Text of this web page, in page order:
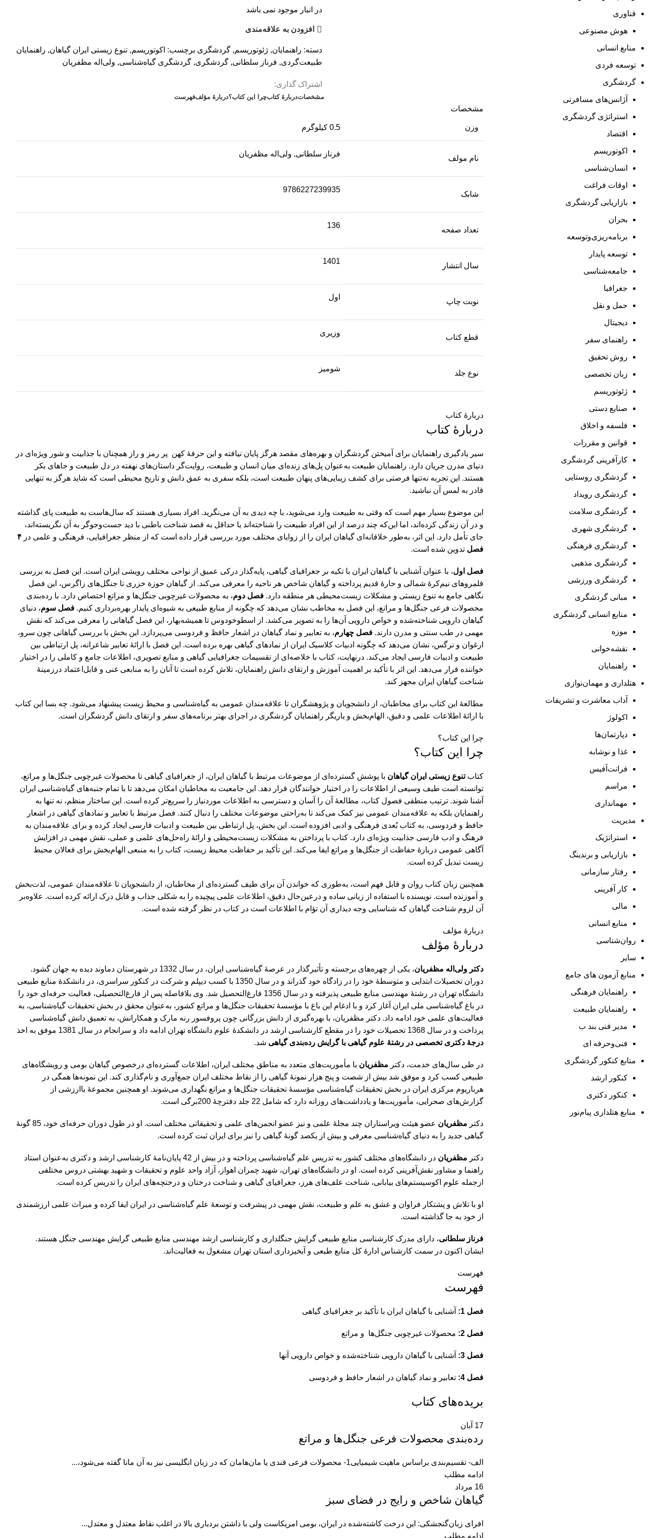
در انبار موجود نمی باشد
افزودن به علاقه‌مندی
دسته: راهنمایان, ژئوتوریسم, گردشگری برچسب: اکوتوریسم, تنوع زیستی ایران گیاهان, راهنمایان
طبیعت‌گردی, فرناز سلطانی, گردشگری, گردشگری گیاه‌شناسی, ولی‌اله مظفریان
اشتراک گذاری:
مشخصاتدربارۀ کتابچرا این کتاب؟دربارۀ مؤلففهرست
مشخصات
وزن 0.5 کیلوگرم
نام مولف
فرناز سلطانی, ولی‌اله مظفریان
شابک
9786227239935
تعداد صفحه
136
سال انتشار
1401
نوبت چاپ
اول
قطع کتاب
وزیری
نوع جلد
شومیز
دربارۀ کتاب
دربارۀ کتاب
سیر یادگیری راهنمایان برای آمیختن گردشگران و بهره‌های مقصد هرگز پایان نیافته و این حرفۀ‌ کهن پر رمز و راز همچنان با جذابیت و شور ویژه‌ای در
دنیای مدرن جریان دارد. راهنمایان طبیعت به‌عنوان پل‌های زنده‌ای میان انسان و طبیعت، روایت‌گر داستان‌های نهفته در دل طبیعت و جاهای بکر
هستند. این تجربه نه‌تنها فرصتی برای کشف زیبایی‌های پنهان طبیعت است، بلکه سفری به عمق دانش و تاریخ محیطی است که شاید هرگز به تنهایی
قادر به لمس آن نباشید.
این موضوع بسیار مهم است که وقتی به طبیعت وارد می‌شوید، با چه دیدی به آن می‌نگرید. افراد بسیاری هستند که سال‌هاست به طبیعت پای گذاشته
و در آن زندگی کرده‌اند، اما این‌که چند درصد از این افراد طبیعت را شناخته‌اند یا حداقل به قصد شناخت باطنی با دید جست‌وجو‌گر به آن نگریسته‌اند،
جای تأمل دارد. این اثر، به‌طور خلاقانه‌ای گیاهان ایران را از زوایای مختلف مورد بررسی قرار داده است که از منظر جغرافیایی، فرهنگی و علمی در۴
فصل تدوین شده است.
فصل اول، با عنوان آشنایی با گیاهان ایران با تکیه بر جغرافیای گیاهی، پایه‌گذار درکی عمیق از نواحی مختلف رویشی ایران است. این فصل به بررسی
قلمروهای نیم‌کرۀ شمالی و حارۀ قدیم پرداخته و گیاهان شاخص هر ناحیه را معرفی می‌کند. از گیاهان حوزة خزری تا جنگل‌های زاگرس، این فصل
نگاهی جامع به تنوع زیستی و مشکلات زیست‌محیطی هر منطقه دارد.فصل دوم، به محصولات غیرچوبی جنگل‌ها و مراتع اختصاص دارد. با رده‌بندی
محصولات فرعی جنگل‌ها و مراتع، این فصل به مخاطب نشان می‌دهد که چگونه از منابع طبیعی به شیوه‌ای پایدار بهره‌برداری کنیم.فصل سوم، دنیای
گیاهان دارویی شناخته‌شده و خواص دارویی آن‌ها را به تصویر می‌کشد. از اسطوخودوس تا همیشه‌بهار، این فصل گیاهانی را معرفی می‌کند که نقش
مهمی در طب سنتی و مدرن دارند.فصل چهارم، به تعابیر و نماد گیاهان در اشعار حافظ و فردوسی می‌پردازد. این بخش با بررسی گیاهانی چون سرو،
ارغوان و نرگس، نشان می‌دهد که چگونه ادبیات کلاسیک ایران از نمادهای گیاهی بهره برده است. این فصل با ارائۀ تعابیر شاعرانه، پل ارتباطی بین
طبیعت و ادبیات فارسی ایجاد می‌کند. درنهایت، کتاب با خلاصه‌ای از تقسیمات جغرافیایی گیاهی و منابع تصویری، اطلاعات جامع و کاملی را در اختیار
خواننده قرار می‌دهد. این اثر با تأکید بر اهمیت آموزش و ارتقای دانش راهنمایان، تلاش کرده است تا آنان را به منابعی غنی و قابل‌اعتماد درزمینۀ
شناخت گیاهان ایران مجهز کند.
مطالعۀ این کتاب برای مخاطبان، از دانشجویان و پژوهشگران تا علاقه‌مندان عمومی به گیاه‌شناسی و محیط زیست پیشنهاد می‌شود. چه بسا این کتاب
با ارائۀ اطلاعات علمی و دقیق، الهام‌بخش و یاریگر راهنمایان گردشگری در اجرای بهتر برنامه‌های سفر و ارتقای دانش گردشگران است.
چرا این کتاب؟
چرا این کتاب؟
کتابتنوع زيستی ايران گياهان با پوشش گسترده‌ای از موضوعات مرتبط با گیاهان ایران، از جغرافیای گیاهی تا محصولات غیرچوبی جنگل‌ها و مراتع،
توانسته است طیف وسیعی از اطلاعات را در اختیار خوانندگان قرار دهد. این جامعیت به مخاطبان امکان می‌دهد تا با تمام جنبه‌های گیاه‌شناسی ایران
آشنا شوند. ترتیب منطقی فصول کتاب، مطالعۀ آن را آسان و دسترسی به اطلاعات موردنیاز را سریع‌تر کرده است. این ساختار منظم، نه تنها به
راهنمایان بلکه به علاقه‌مندان عمومی نیز کمک می‌کند تا به‌راحتی موضوعات مختلف را دنبال کنند. فصل مرتبط با تعابیر و نمادهای گیاهی در اشعار
حافظ و فردوسی، به کتاب بُعدی فرهنگی و ادبی افزوده است. این بخش، پل ارتباطی بین طبیعت و ادبیات فارسی ایجاد کرده و برای علاقه‌مندان به
فرهنگ و ادب فارسی جذابیت ویژه‌ای دارد. کتاب با پرداختن به مشکلات زیست‌محیطی و ارائۀ راه‌حل‌های علمی و عملی، نقش مهمی در افزایش
آگاهی عمومی دربارۀ حفاظت از جنگل‌ها و مراتع ایفا می‌کند. این تأکید بر حفاظت محیط زیست، کتاب را به منبعی الهام‌بخش برای فعالان محیط
زیست تبدیل کرده است.
همچنین زبان کتاب روان و قابل فهم است، به‌طوری که خواندن آن برای طیف گسترده‌ای از مخاطبان، از دانشجویان تا علاقه‌مندان عمومی، لذت‌بخش
و آموزنده است. نویسنده با استفاده از زبانی ساده و درعین‌حال دقیق، اطلاعات علمی پیچیده را به شکلی جذاب و قابل درک ارائه کرده است. علاوه‌بر
آن لزوم شناخت گیاهان که شناسایی وجه دیداری آن تؤام با اطلاعات است در کتاب در نظر گرفته شده است.
دربارۀ مؤلف
دربارۀ مؤلف
دکتر ولی‌اله مظفریان
، یکی از چهره‌های برجسته و تأثیرگذار در عرصۀ گیاه‌شناسی ایران، در سال 1332 در شهرستان دماوند دیده به جهان گشود.
دوران تحصیلات ابتدایی و متوسطۀ خود را در زادگاه خود گذراند و در سال 1350 با کسب دیپلم و شرکت در کنکور سراسری، در دانشکدۀ منابع طبیعی
دانشگاه تهران در رشتۀ مهندسی منابع طبیعی پذیرفته و در سال 1356 فارغ‌التحصیل شد. وی بلافاصله پس از فارغ‌التحصیلی، فعالیت حرفه‌ای خود را
در باغ گیاه‌شناسی ملی ایران آغاز کرد و با ادغام این باغ با مؤسسۀ تحقیقات جنگل‌ها و مراتع کشور، به‌عنوان محقق در بخش تحقیقات گیاه‌شناسی، به
فعالیت‌های علمی خود ادامه داد. دکتر مظفریان، با بهره‌گیری از دانش بزرگانی چون پروفسور رنه مارک و همکارانش، به تعمیق دانش گیاه‌شناسی
پرداخت و در سال 1368 تحصیلات خود را در مقطع کارشناسی ارشد در دانشکدۀ علوم دانشگاه تهران ادامه داد و سرانجام در سال 1381 موفق به اخذ
درجۀ دکتری تخصصی در رشتۀ علوم گیاهی با گرایش رده‌بندی گیاهی شد.
در طی سال‌های خدمت، دکتر مظفریان با مأموریت‌های متعدد به مناطق مختلف ایران، اطلاعات گسترده‌ای درخصوص گیاهان بومی و رویشگاه‌های
طبیعی کسب کرد و موفق شد بیش از شصت و پنج هزار نمونۀ گیاهی را از نقاط مختلف ایران جمع‌آوری و نام‌گذاری کند. این نمونه‌ها همگی در
هرباریوم مرکزی ایران در بخش تحقیقات گیاه‌شناسی مؤسسۀ تحقیقات جنگل‌ها و مراتع نگهداری می‌شوند. او همچنین مجموعۀ باارزشی از
گزارش‌های صحرایی، مأموریت‌ها و یادداشت‌های روزانه دارد که شامل 22 جلد دفترچۀ 200برگی است.
دکتر مظفریان
عضو هیئت ویراستاران چند مجلۀ علمی و نیز عضو انجمن‌های علمی و تحقیقاتی مختلف است. او در طول دوران حرفه‌ای خود، 85 گونۀ
گیاهی جدید را به دنیای گیاه‌شناسی معرفی و بیش از یکصد گونۀ گیاهی را نیز برای ایران ثبت کرده است.
دکتر مظفریان
در دانشگاه‌های مختلف کشور به تدریس علم گیاه‌شناسی پرداخته و در بیش از 42 پایان‌نامۀ کارشناسی ارشد و دکتری به‌عنوان استاد
راهنما و مشاور نقش‌آفرینی کرده است. او در دانشگاه‌های تهران، شهید چمران اهواز، آزاد واحد علوم و تحقیقات و شهید بهشتی دروس مختلفی
ازجمله علوم اکوسیستم‌های بیابانی، شناخت علف‌های هرز، جغرافیای گیاهی و شناخت درختان و درختچه‌های ایران را تدریس کرده است.
او با تلاش و پشتکار فراوان و عشق به علم و طبیعت، نقش مهمی در پیشرفت و توسعۀ علم گیاه‌شناسی در ایران ایفا کرده و میراث علمی ارزشمندی
از خود به جا گذاشته است.
فرناز سلطانی، دارای مدرک کارشناسی منابع طبیعی گرایش جنگلداری و کارشناسی ارشد مهندسی منابع طبیعی گرایش مهندسی جنگل هستند.
ایشان اکنون در سمت کارشناس ادارۀ کل منابع طبعی و آبخیزداری استان تهران مشغول به فعالیت‌اند.
فهرست
فهرست
فصل 1: آشنایی با گیاهان ایران با تأکید بر جغرافیای گیاهی
فصل 2: محصولات غیرچوبی جنگل‌ها و مراتع
فصل 3: آشنایی با گیاهان دارویی شناخته‌شده و خواص دارویی آنها
فصل 4: تعابیر و نماد گیاهان در اشعار حافظ و فردوسی
بریده‌های کتاب
17 آبان
رده‌بندی محصولات فرعی جنگل‌ها و مراتع
الف- تقسیم‌بندی براساس ماهیت شیمیایی1- محصولات فرعی قندی یا مان‌هامان که در زبان انگلیسی نیز به آن مانا گفته می‌شود،...
ادامه مطلب
16 مرداد
گیاهان شاخص و رایج در فضای سبز
افرای زبان‌گنجشکی: این درخت کاشته‌شده در ایران، بومی امریکاست ولی با داشتن بردباری بالا در اغلب نقاط معتدل و معتدل...
ادامه مطلب
فناوری
هوش مصنوعی
منابع انسانی
توسعه فردی
گردشگری
آژانس‌های مسافرتی
استراتژی گردشگری
اقتصاد
اکوتوریسم
انسان‌شناسی
اوقات فراغت
بازاریابی گردشگری
بحران
برنامه‌ریزی‌وتوسعه
توسعه پایدار
جامعه‌شناسی
جغرافیا
حمل و نقل
دیجیتال
راهنمای سفر
روش تحقیق
زبان تخصصی
ژئوتوریسم
صنایع دستی
فلسفه و اخلاق
قوانین و مقررات
کارآفرینی گردشگری
گردشگری روستایی
گردشگری رویداد
گردشگری سلامت
گردشگری شهری
گردشگری فرهنگی
گردشگری مذهبی
گردشگری ورزشی
مبانی گردشگری
منابع انسانی گردشگری
موزه
نقشه‌خوانی
راهنمایان
هتلداری و مهمان‌نوازی
آداب معاشرت و تشریفات
اکولوژ
دپارتمان‌ها
غذا و نوشابه
فرانت‌آفیس
مراسم
مهمانداری
مدیریت
استراتژیک
بازاریابی و برندینگ
رفتار سازمانی
کار آفرینی
مالی
منابع انسانی
روان‌شناسی
سایر
منابع آزمون های جامع
راهنمایان فرهنگی
راهنمایان طبیعت
مدیر فنی بند ب
فنی‌وحرفه‌ ای
منابع کنکور گردشگری
کنکور ارشد
کنکور دکتری
منابع هتلداری پیام‌نور